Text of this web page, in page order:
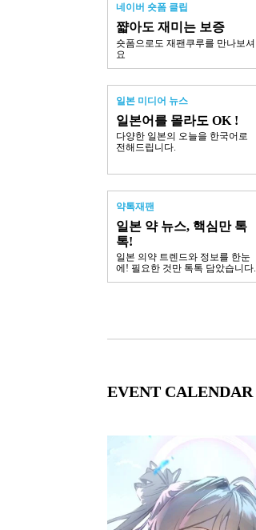
네이버 숏폼 클립
쨟아도 재미는 보증
숏폼으로도 재팬쿠루를 만나보셔
요
일본 미디어 뉴스
일본어를 몰라도 OK !
다양한 일본의 오늘을 한국어로
전해드립니다.
약톡재팬
일본 약 뉴스, 핵심만 톡
톡!
일본 의약 트렌드와 정보를 한눈
에! 필요한 것만 톡톡 담았습니다.
EVENT CALENDAR